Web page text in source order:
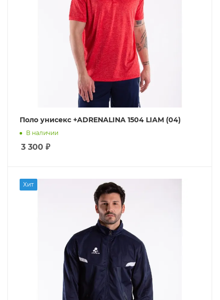
Поло унисекс +ADRENALINA 1504 LIAM (04)
В наличии
3 300 ₽
Хит